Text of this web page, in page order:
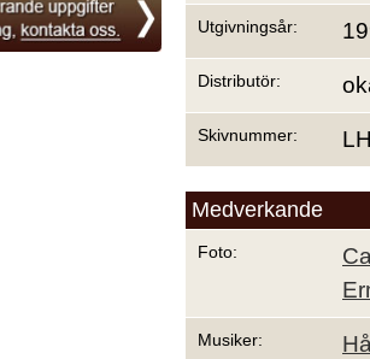
Utgivningsår:
Distributör:
Skivnummer:
Medverkande
Foto:
Musiker: